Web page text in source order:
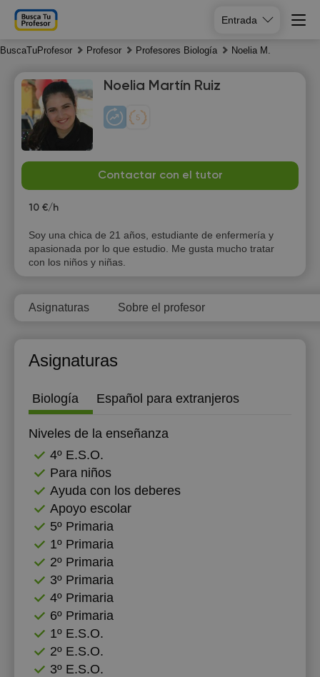
Entrada
BuscaTuProfesor Profesor Profesores Biología Noelia M.
Noelia Martín Ruiz
Contactar con el tutor
10 €/h
Soy una chica de 21 años, estudiante de enfermería y
apasionada por lo que estudio. Me gusta mucho tratar
con los niños y niñas.
Asignaturas Sobre el profesor
Asignaturas
Biología Español para extranjeros
Niveles de la enseñanza
4º E.S.O.
Para niños
Ayuda con los deberes
Apoyo escolar
5º Primaria
1º Primaria
2º Primaria
3º Primaria
4º Primaria
6º Primaria
1º E.S.O.
2º E.S.O.
3º E.S.O.
7
Sa
8
Su
9
10